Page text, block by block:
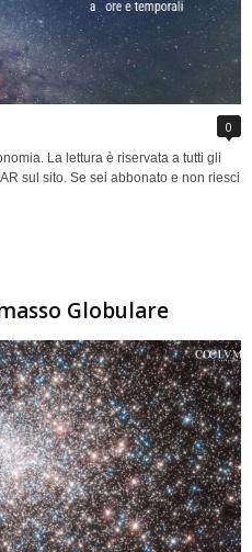
0
La lettura è riservata a tutti gli
sul sito. Se sei abbonato e non riesci
Globulare